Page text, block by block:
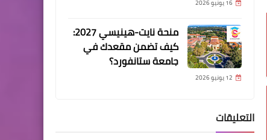
16 يونيو 2026
منحة نايت-هينيسي 2027:
كيف تضمن مقعدك في
جامعة ستانفورد؟
12 يونيو 2026
التعليقات